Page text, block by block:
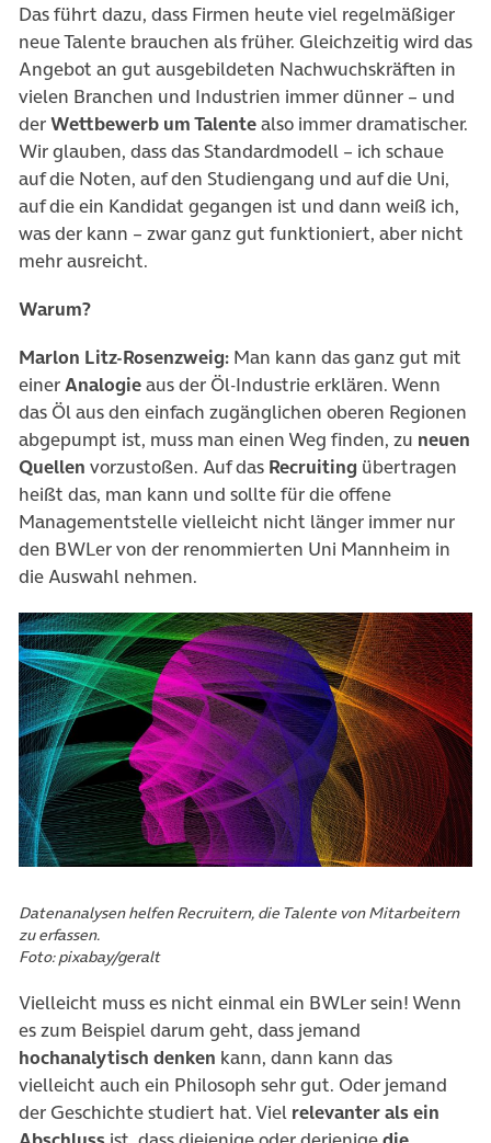
Das führt dazu, dass Firmen heute viel regelmäßiger
neue Talente brauchen als früher. Gleichzeitig wird das
Angebot an gut ausgebildeten Nachwuchskräften in
vielen Branchen und Industrien immer dünner – und
derWettbewerb um Talentealso immer dramatischer.
Wir glauben, dass das Standardmodell – ich schaue
auf die Noten, auf den Studiengang und auf die Uni,
auf die ein Kandidat gegangen ist und dann weiß ich,
was der kann – zwar ganz gut funktioniert, aber nicht
mehr ausreicht.
Warum?
Marlon Litz-Rosenzweig: Man kann das ganz gut mit
einerAnalogieaus der Öl-Industrie erklären. Wenn
das Öl aus den einfach zugänglichen oberen Regionen
abgepumpt ist, muss man einen Weg finden, zu neuen
Quellen vorzustoßen. Auf das Recruiting übertragen
heißt das, man kann und sollte für die offene
Managementstelle vielleicht nicht länger immer nur
den BWLer von der renommierten Uni Mannheim in
die Auswahl nehmen.
Datenanalysen helfen Recruitern, die Talente von Mitarbeitern
zu erfassen.
Foto: pixabay/geralt
Vielleicht muss es nicht einmal ein BWLer sein! Wenn
es zum Beispiel darum geht, dass jemand
hochanalytisch denken kann, dann kann das
vielleicht auch ein Philosoph sehr gut. Oder jemand
der Geschichte studiert hat. Viel relevanter als ein